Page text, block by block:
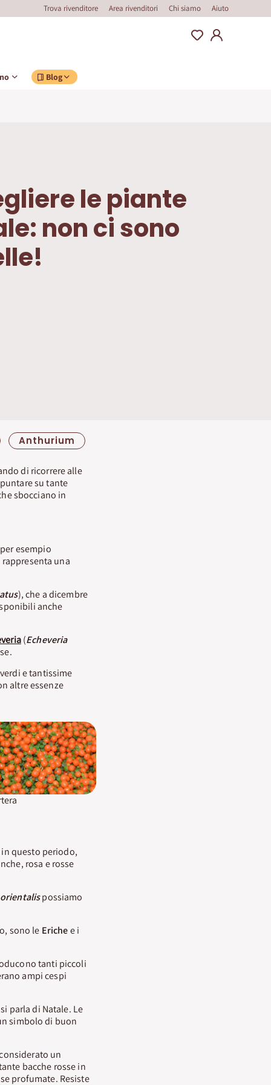
Trova rivenditore Area rivenditori Chi siamo Aiuto
Blog
le piante
non ci sono
Anthurium
di ricorrere alle
su tante
sbocciano in
esempio
una
), che a dicembre
anche
(Echeveria
e tantissime
altre essenze
questo periodo,
rosa e rosse
possiamo
sono le Erichee i
tanti piccoli
ampi cespi
parla di Natale. Le
simbolo di buon
un
bacche rosse in
profumate. Resiste